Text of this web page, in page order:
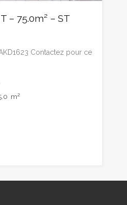
– 75.0m² – ST
Contactez pour ce
m²